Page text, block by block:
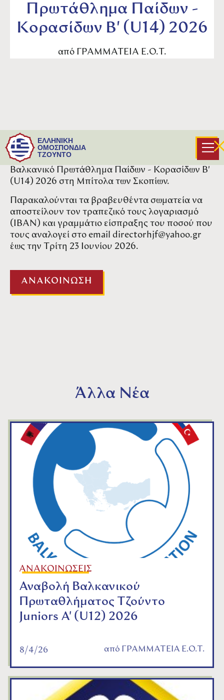
Πρωτάθλημα Παίδων -
Κορασίδων Β' (U14) 2026
από ΓΡΑΜΜΑΤΕΙΑ Ε.Ο.Τ.
ΕΛΛΗΝΙΚΗ
ΟΜΟΣΠΟΝΔΙΑ
ΤΖΟΥΝΤΟ
Βρείτε συνημμένη ανακοίνωση σχετικά με την
οικονομική επιβράβευση των σωματείων των
οποίων οι αθλητές/τριες διακρίθηκαν στο
Βαλκανικό Πρωτάθλημα Παίδων - Κορασίδων Β'
(U14) 2026 στη Μπίτολα των Σκοπίων.
Παρακαλούνται τα βραβευθέντα σωματεία να
αποστείλουν τον τραπεζικό τους λογαριασμό
(IBAN) και γραμμάτιο είσπραξης του ποσού που
τους αναλογεί στο email directorhjf@yahoo.gr
έως την Τρίτη 23 Ιουνίου 2026.
ΑΝΑΚΟΙΝΩΣΗ
Άλλα Νέα
ΑΝΑΚΟΙΝΩΣΕΙΣ
Αναβολή Βαλκανικού
Πρωταθλήματος Τζούντο
Juniors A' (U12) 2026
8/4/26 από ΓΡΑΜΜΑΤΕΙΑ Ε.Ο.Τ.